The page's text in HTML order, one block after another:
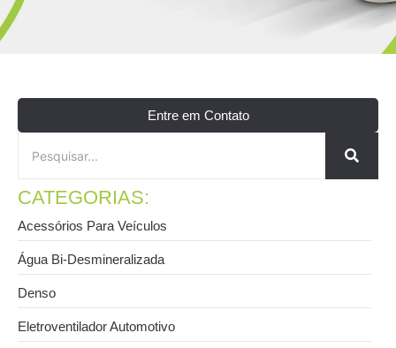
Entre em Contato
CATEGORIAS:
Acessórios Para Veículos
Água Bi-Desmineralizada
Denso
Eletroventilador Automotivo